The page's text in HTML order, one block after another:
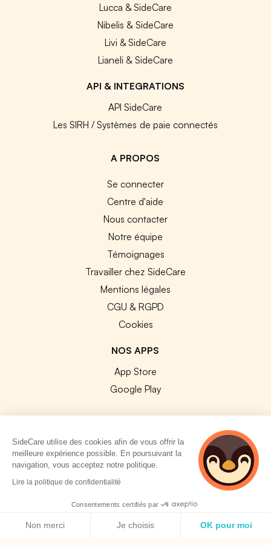
Lucca & SideCare
Nibelis & SideCare
Livi & SideCare
Lianeli & SideCare
API & INTEGRATIONS
API SideCare
Les SIRH / Systèmes de paie connectés
A PROPOS
Se connecter
Centre d'aide
Nous contacter
Notre équipe
Témoignages
Travailler chez SideCare
Mentions légales
CGU & RGPD
Cookies
NOS APPS
App Store
Google Play
© 2026 SideCare. Tous droits réservés.
SideCare utilise des cookies afin de vous offrir la
meilleure expérience possible. En poursuivant la
navigation, vous acceptez notre politique.
Lire la politique de confidentialité
Consentements certifiés par
Non merci Je choisis OK pour moi
3 personnes
consultent
actuellement cette